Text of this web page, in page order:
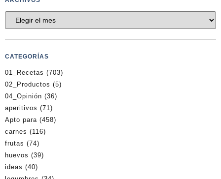
CATEGORÍAS
01_Recetas (703)
02_Productos (5)
04_Opinión (36)
aperitivos (71)
Apto para (458)
carnes (116)
frutas (74)
huevos (39)
ideas (40)